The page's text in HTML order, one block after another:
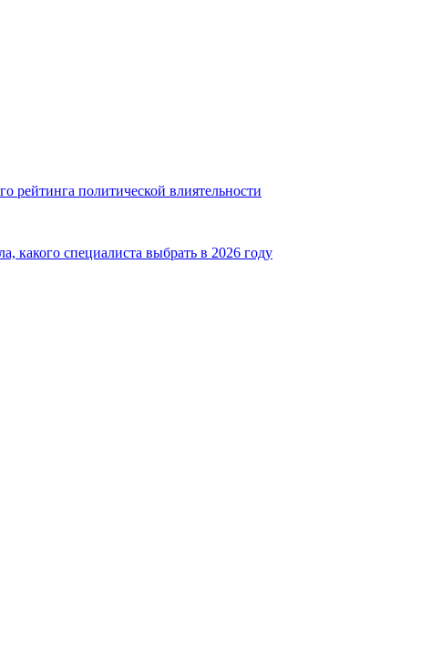
рейтинга политической влиятельности
какого специалиста выбрать в 2026 году